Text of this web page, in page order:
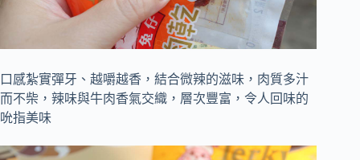
口感紮實彈牙、越嚼越香，結合微辣的滋味，肉質多汁
而不柴，辣味與牛肉香氣交織，層次豐富，令人回味的
吮指美味